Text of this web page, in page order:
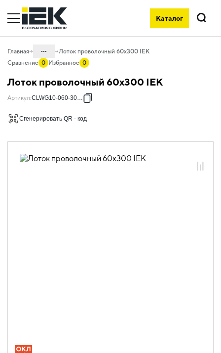
Каталог
Поиск
Главная ...
05.04.03 Лотки металлические
NESTA
Лоток проволочный 60х300 IEK
Сравнение 0 Избранное 0
Лоток проволочный 60х300 IEK
Артикул:CLWG10-060-300-3
Сгенерировать QR - код